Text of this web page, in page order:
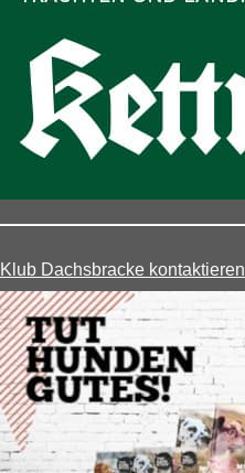
Klub Dachsbracke kontaktieren